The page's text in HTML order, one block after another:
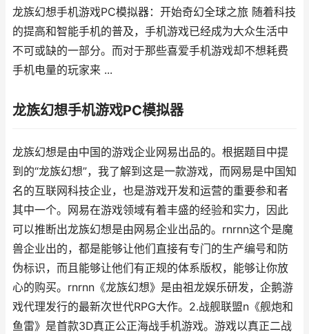
龙族幻想手机游戏PC模拟器：开始奇幻全球之旅 随着科技
的提高和智能手机的普及，手机游戏已经成为大众生活中
不可或缺的一部分。而对于那些喜爱手机游戏却不想耗费
手机电量的玩家来 ...
龙族幻想手机游戏PC模拟器
龙族幻想是由中国的游戏企业网易出品的。根据题目中提
到的“龙族幻想”，我了解到这是一款游戏，而网易是中国知
名的互联网科技企业，也是游戏开发和运营的重要参和者
其中一个。网易在游戏领域有着丰盛的经验和实力，因此
可以推断出龙族幻想是由网易企业出品的。rnrnn这个是魔
兽企业出的，都是能够让他们直接有专门的生产编号和防
伪标识，而且能够让他们有正规的体系版权，能够让你放
心的购买。rnrnn《龙族幻想》是由祖龙娱乐研发，企鹅游
戏代理发行的最新次世代RPG大作。2.战舰联盟n《舰炮和
鱼雷》是首款3D真正公正海战手机游戏。游戏以真正二战